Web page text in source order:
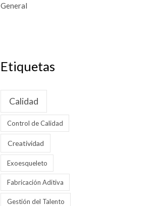
General
Etiquetas
Calidad
Control de Calidad
Creatividad
Exoesqueleto
Fabricación Aditiva
Gestión del Talento